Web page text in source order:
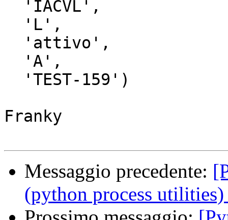
Franky
Messaggio precedente:
(python process